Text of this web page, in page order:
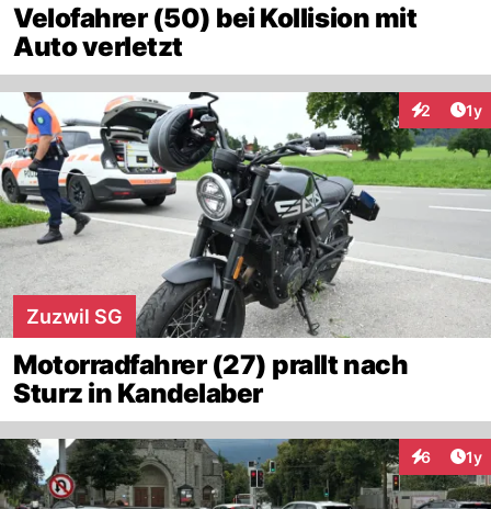
Velofahrer (50) bei Kollision mit
Auto verletzt
2 1y
Zuzwil SG
Motorradfahrer (27) prallt nach
Sturz in Kandelaber
6 1y